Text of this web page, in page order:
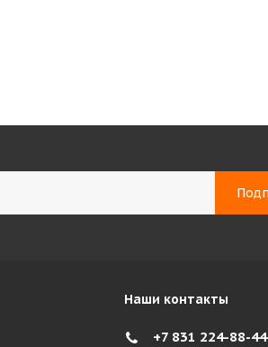
Наши контакты
+7 831 224-88-44